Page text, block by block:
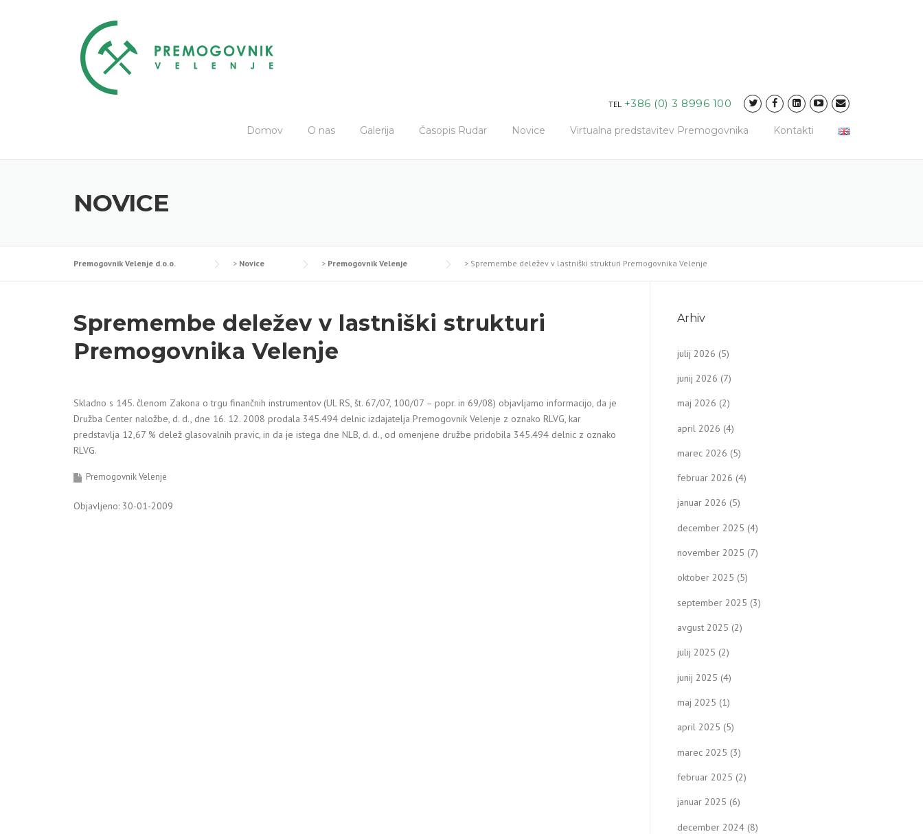
TEL +386 (0) 3 8996 100
Domov O nas Galerija Časopis Rudar Novice Virtualna predstavitev Premogovnika Kontakti
NOVICE
Premogovnik Velenje d.o.o. > Novice > Premogovnik Velenje > Spremembe deležev v lastniški strukturi Premogovnika Velenje
Spremembe deležev v lastniški strukturi
Premogovnika Velenje
Skladno s 145. členom Zakona o trgu finančnih instrumentov (UL RS, št. 67/07, 100/07 – popr. in 69/08) objavljamo informacijo, da je
Družba Center naložbe, d. d., dne 16. 12. 2008 prodala 345.494 delnic izdajatelja Premogovnik Velenje z oznako RLVG, kar
predstavlja 12,67 % delež glasovalnih pravic, in da je istega dne NLB, d. d., od omenjene družbe pridobila 345.494 delnic z oznako
RLVG.
Premogovnik Velenje
Objavljeno: 30-01-2009
Arhiv
julij 2026 (5)
junij 2026 (7)
maj 2026 (2)
april 2026 (4)
marec 2026 (5)
februar 2026 (4)
januar 2026 (5)
december 2025 (4)
november 2025 (7)
oktober 2025 (5)
september 2025 (3)
avgust 2025 (2)
julij 2025 (2)
junij 2025 (4)
maj 2025 (1)
april 2025 (5)
marec 2025 (3)
februar 2025 (2)
januar 2025 (6)
december 2024 (8)